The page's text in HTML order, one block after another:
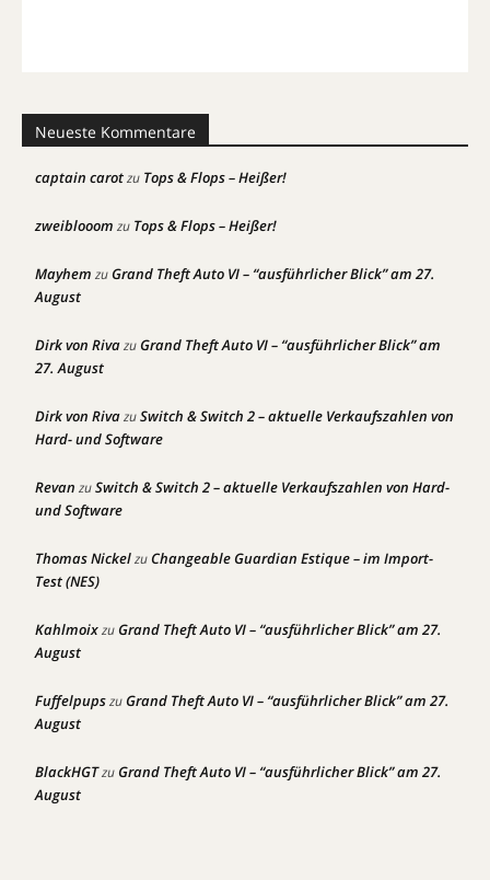
Neueste Kommentare
captain carotzu Tops & Flops – Heißer!
zweiblooom zu Tops & Flops – Heißer!
Mayhem zuGrand Theft Auto VI – “ausführlicher Blick” am 27.
August
Dirk von RivazuGrand Theft Auto VI – “ausführlicher Blick” am
27. August
Dirk von RivazuSwitch & Switch 2 – aktuelle Verkaufszahlen von
Hard- und Software
Revan zuSwitch & Switch 2 – aktuelle Verkaufszahlen von Hard-
und Software
Thomas NickelzuChangeable Guardian Estique – im Import-
Test (NES)
KahlmoixzuGrand Theft Auto VI – “ausführlicher Blick” am 27.
August
FuffelpupszuGrand Theft Auto VI – “ausführlicher Blick” am 27.
August
BlackHGTzuGrand Theft Auto VI – “ausführlicher Blick” am 27.
August